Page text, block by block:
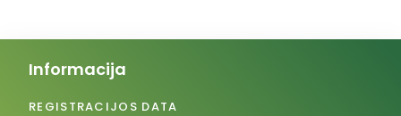
Informacija
REGISTRACIJOS DATA